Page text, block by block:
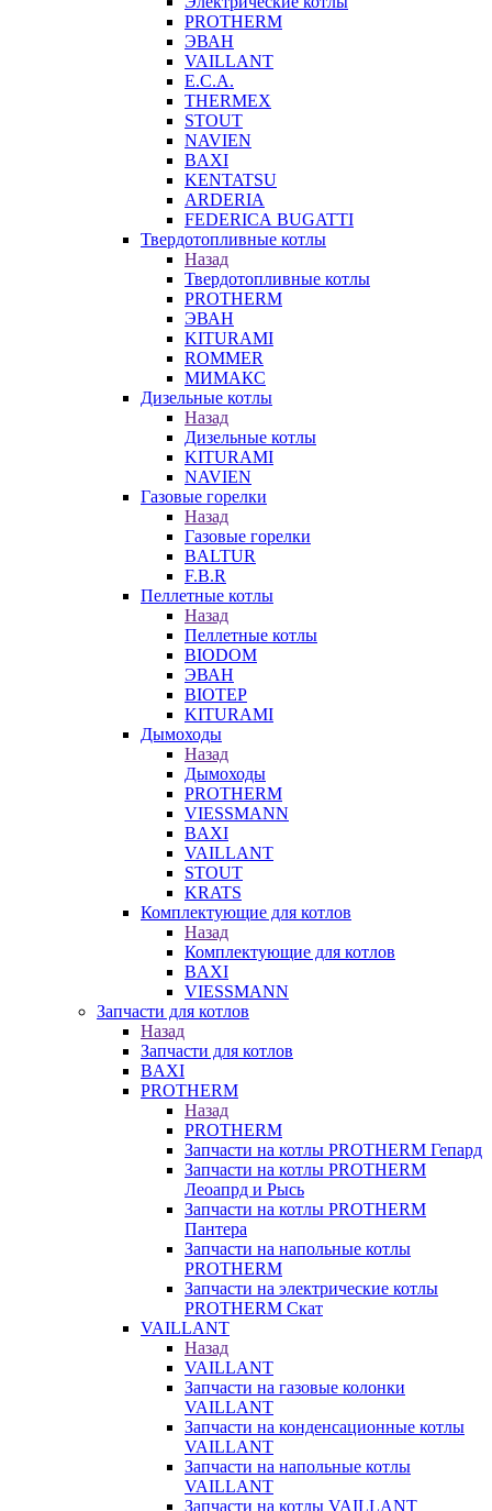
PROTHERM
ЭВАН
VAILLANT
E.C.A.
THERMEX
STOUT
NAVIEN
BAXI
KENTATSU
ARDERIA
FEDERICА BUGATTI
Твердотопливные котлы
Назад
Твердотопливные котлы
PROTHERM
ЭВАН
KITURAMI
ROMMER
МИМАКС
Дизельные котлы
Назад
Дизельные котлы
KITURAMI
NAVIEN
Газовые горелки
Назад
Газовые горелки
BALTUR
F.B.R
Пеллетные котлы
Назад
Пеллетные котлы
BIODOM
ЭВАН
BIOTEP
KITURAMI
Дымоходы
Назад
Дымоходы
PROTHERM
VIESSMANN
BAXI
VAILLANT
STOUT
KRATS
Комплектующие для котлов
Назад
Комплектующие для котлов
BAXI
VIESSMANN
Запчасти для котлов
Назад
Запчасти для котлов
BAXI
PROTHERM
Назад
PROTHERM
Запчасти на котлы PROTHERM Гепард
Запчасти на котлы PROTHERM
Леоапрд и Рысь
Запчасти на котлы PROTHERM
Пантера
Запчасти на напольные котлы
PROTHERM
Запчасти на электрические котлы
PROTHERM Скат
VAILLANT
Назад
VAILLANT
Запчасти на газовые колонки
VAILLANT
Запчасти на конденсационные котлы
VAILLANT
Запчасти на напольные котлы
VAILLANT
Запчасти на котлы VAILLANT